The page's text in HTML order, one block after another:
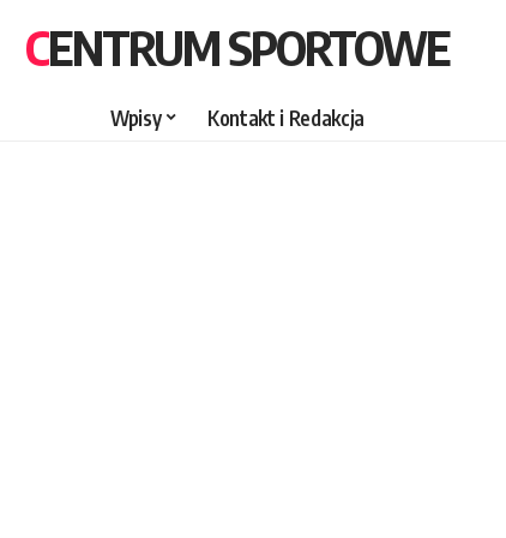
CENTRUM SPORTOWE
Wpisy Kontakt i Redakcja